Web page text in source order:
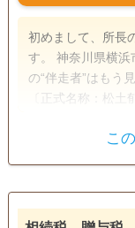
初めまして、所長
す。 神奈川県横浜
の“伴走者”はもう見つかりま
〔正式名称：松
関する幅広い知識
まらず、幅広いサ
家族信託
こ